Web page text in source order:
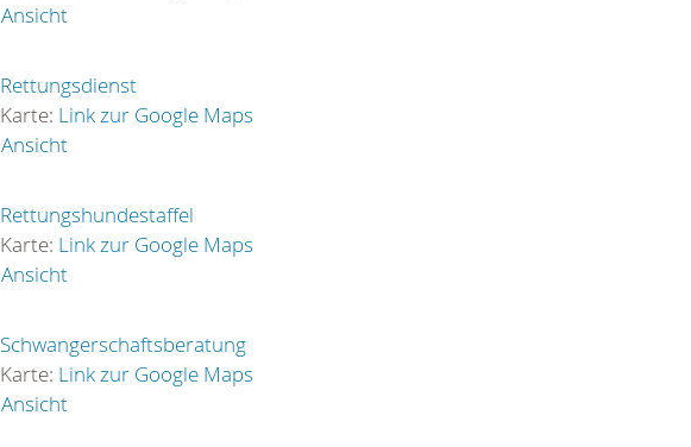
Ansicht
Rettungsdienst
Karte: Link zur Google Maps
Ansicht
Rettungshundestaffel
Karte: Link zur Google Maps
Ansicht
Schwangerschaftsberatung
Karte: Link zur Google Maps
Ansicht